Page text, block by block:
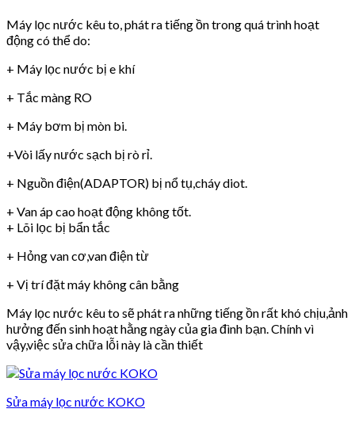
Máy lọc nước kêu to, phát ra tiếng ồn trong quá trình hoạt
động có thể do:
+ Máy lọc nước bị e khí
+ Tắc màng RO
+ Máy bơm bị mòn bi.
+Vòi lấy nước sạch bị rò rỉ.
+ Nguồn điện(ADAPTOR) bị nổ tụ,cháy diot.
+ Van áp cao hoạt động không tốt.
+ Lõi lọc bị bẩn tắc
+ Hỏng van cơ,van điện từ
+ Vị trí đặt máy không cân bằng
Máy lọc nước kêu to sẽ phát ra những tiếng ồn rất khó chịu,ảnh
hưởng đến sinh hoạt hằng ngày của gia đình bạn. Chính vì
vậy,việc sửa chữa lỗi này là cần thiết
Sửa máy lọc nước KOKO